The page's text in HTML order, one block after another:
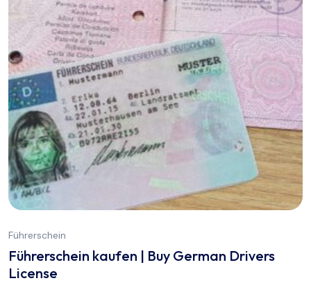
Führerschein
Führerschein kaufen | Buy German Drivers
License